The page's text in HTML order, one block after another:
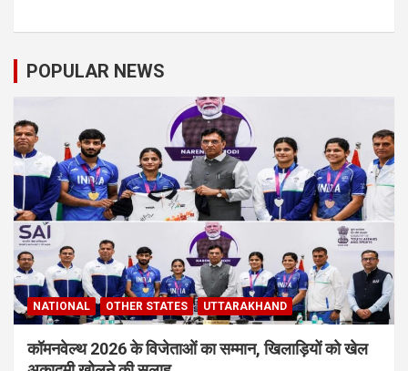
POPULAR NEWS
NATIONAL OTHER STATES UTTARAKHAND
कॉमनवेल्थ 2026 के विजेताओं का सम्मान, खिलाड़ियों को खेल